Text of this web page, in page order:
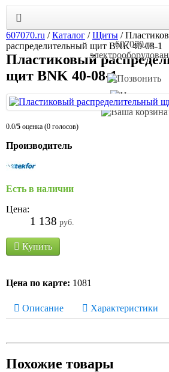
607070.ru
607070.ru /Каталог /Щиты /
распределительный щит BNK 40-08-1
Пластиковый
щит BNK 40-08-1
0.0/5 оценка (0 голосов)
Производитель
Есть в наличии
Цена:
1 138 руб.
Купить
Цена по карте: 1081
Описание Характеристики
Похожие товары